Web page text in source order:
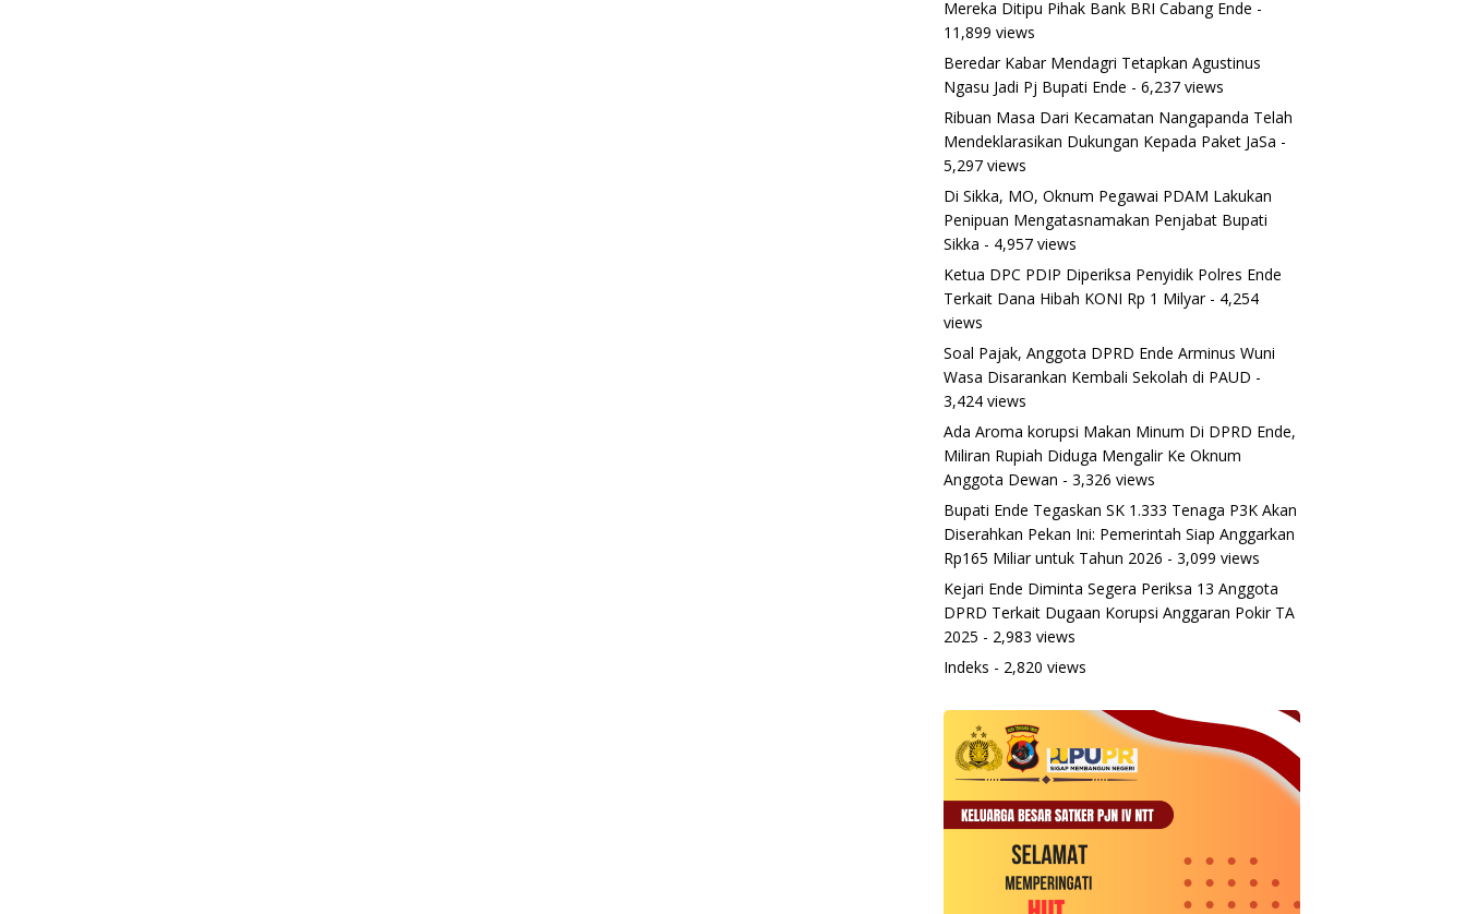
Mereka Ditipu Pihak Bank BRI Cabang Ende -
11,899 views
Beredar Kabar Mendagri Tetapkan Agustinus
Ngasu Jadi Pj Bupati Ende - 6,237 views
Ribuan Masa Dari Kecamatan Nangapanda Telah
Mendeklarasikan Dukungan Kepada Paket JaSa -
5,297 views
Di Sikka, MO, Oknum Pegawai PDAM Lakukan
Penipuan Mengatasnamakan Penjabat Bupati
Sikka - 4,957 views
Ketua DPC PDIP Diperiksa Penyidik Polres Ende
Terkait Dana Hibah KONI Rp 1 Milyar- 4,254
views
Soal Pajak, Anggota DPRD Ende Arminus Wuni
Wasa Disarankan Kembali Sekolah di PAUD -
3,424 views
Ada Aroma korupsi Makan Minum Di DPRD Ende,
Miliran Rupiah Diduga Mengalir Ke Oknum
Anggota Dewan - 3,326 views
Bupati Ende Tegaskan SK 1.333 Tenaga P3K Akan
Diserahkan Pekan Ini: Pemerintah Siap Anggarkan
Rp165 Miliar untuk Tahun 2026 - 3,099 views
Kejari Ende Diminta Segera Periksa 13 Anggota
DPRD Terkait Dugaan Korupsi Anggaran Pokir TA
2025 - 2,983 views
Indeks - 2,820 views